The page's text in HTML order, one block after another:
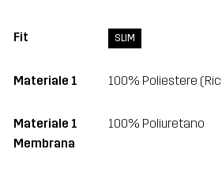
Fit SLIM
Materiale 1 100% Poliestere
Materiale 1
Membrana
100% Poliuretano